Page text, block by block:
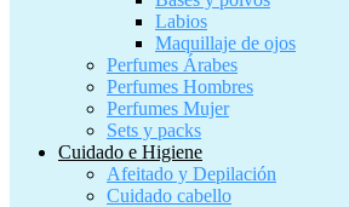
Labios
Maquillaje de ojos
Perfumes Árabes
Perfumes Hombres
Perfumes Mujer
Sets y packs
Cuidado e Higiene
Afeitado y Depilación
Cuidado cabello